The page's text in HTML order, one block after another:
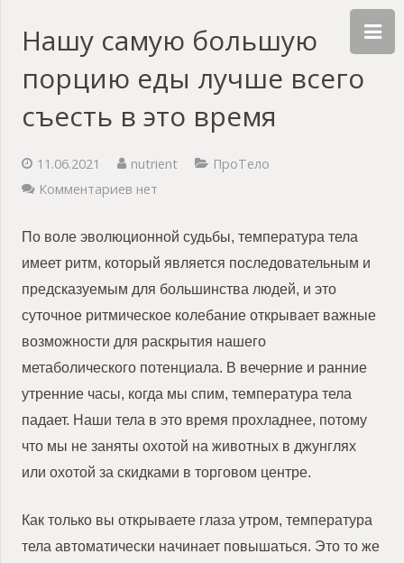
Нашу самую большую
порцию еды лучше всего
съесть в это время
11.06.2021 nutrient
ПроТело
Комментариев нет
По воле эволюционной судьбы, температура тела
имеет ритм, который является последовательным и
предсказуемым для большинства людей, и это
суточное ритмическое колебание открывает важные
возможности для раскрытия нашего
метаболического потенциала. В вечерние и ранние
утренние часы, когда мы спим, температура тела
падает. Наши тела в это время прохладнее, потому
что мы не заняты охотой на животных в джунглях
или охотой за скидками в торговом центре.
Как только вы открываете глаза утром, температура
тела автоматически начинает повышаться. Это то же